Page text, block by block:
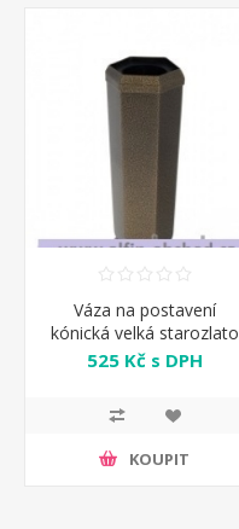
Váza na postavení
kónická velká starozlato
525 Kč s DPH
KOUPIT